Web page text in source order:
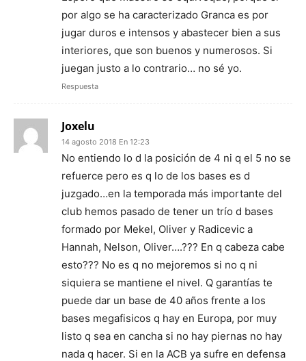
por algo se ha caracterizado Granca es por
jugar duros e intensos y abastecer bien a sus
interiores, que son buenos y numerosos. Si
juegan justo a lo contrario… no sé yo.
Respuesta
Joxelu
14 agosto 2018 En 12:23
No entiendo lo d la posición de 4 ni q el 5 no se
refuerce pero es q lo de los bases es d
juzgado…en la temporada más importante del
club hemos pasado de tener un trío d bases
formado por Mekel, Oliver y Radicevic a
Hannah, Nelson, Oliver….??? En q cabeza cabe
esto??? No es q no mejoremos si no q ni
siquiera se mantiene el nivel. Q garantías te
puede dar un base de 40 años frente a los
bases megafisicos q hay en Europa, por muy
listo q sea en cancha si no hay piernas no hay
nada q hacer. Si en la ACB ya sufre en defensa